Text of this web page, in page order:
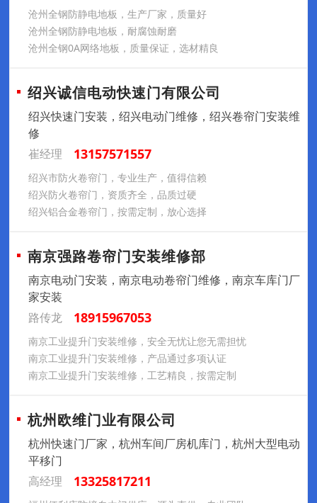
沧州全钢防静电地板，生产厂家，质量好
沧州全钢防静电地板，耐腐蚀耐磨
沧州全钢0A网络地板，质量保证，选材精良
绍兴诚信电动快速门有限公司
绍兴快速门安装，绍兴电动门维修，绍兴卷帘门安装维
修
崔经理
13157571557
绍兴市防火卷帘门，专业生产，值得信赖
绍兴防火卷帘门，资质齐全，品质过硬
绍兴铝合金卷帘门，按需定制，放心选择
南京强路卷帘门安装维修部
南京电动门安装，南京电动卷帘门维修，南京车库门厂
家安装
路传龙
18915967053
南京工业提升门安装维修，安全无忧让您无需担忧
南京工业提升门安装维修，产品通过多项认证
南京工业提升门安装维修，工艺精良，按需定制
杭州欧维门业有限公司
杭州快速门厂家，杭州车间厂房机库门，杭州大型电动
平移门
高经理
13325817211